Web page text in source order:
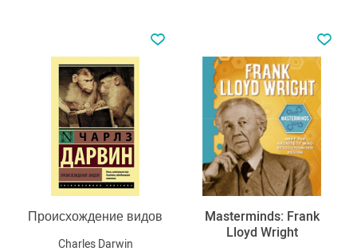
Происхождение видов
Charles Darwin
Masterminds: Frank
Lloyd Wright